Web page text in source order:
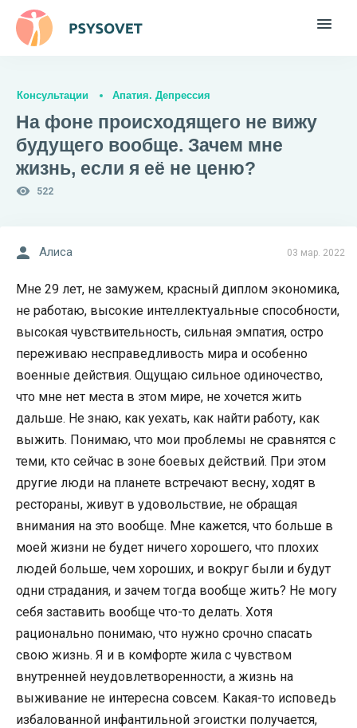
Консультации Апатия. Депрессия
На фоне происходящего не вижу
будущего вообще. Зачем мне
жизнь, если я её не ценю?
522
03 мар. 2022
Алиса
Мне 29 лет, не замужем, красный диплом экономика,
не работаю, высокие интеллектуальные способности,
высокая чувствительность, сильная эмпатия, остро
переживаю несправедливость мира и особенно
военные действия. Ощущаю сильное одиночество,
что мне нет места в этом мире, не хочется жить
дальше. Не знаю, как уехать, как найти работу, как
выжить. Понимаю, что мои проблемы не сравнятся с
теми, кто сейчас в зоне боевых действий. При этом
другие люди на планете встречают весну, ходят в
рестораны, живут в удовольствие, не обращая
внимания на это вообще. Мне кажется, что больше в
моей жизни не будет ничего хорошего, что плохих
людей больше, чем хороших, и вокруг были и будут
одни страдания, и зачем тогда вообще жить? Не могу
себя заставить вообще что-то делать. Хотя
рационально понимаю, что нужно срочно спасать
свою жизнь. Я и в комфорте жила с чувством
внутренней неудовлетворенности, а жизнь на
выживание не интересна совсем. Какая-то исповедь
избалованной инфантильной эгоистки получается,